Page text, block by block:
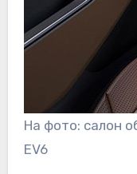
На фото: салон
EV6